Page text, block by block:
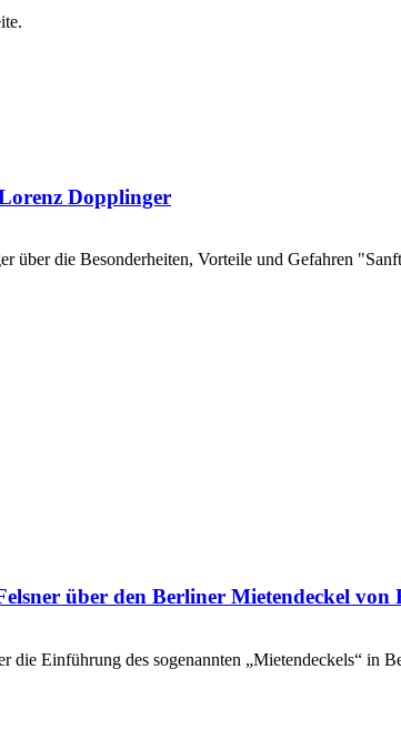
Dopplinger
über die Besonderheiten, Vorteile und Gefahren
über den Berliner Mietendeckel von
die Einführung des sogenannten „Mietendeckels“ in